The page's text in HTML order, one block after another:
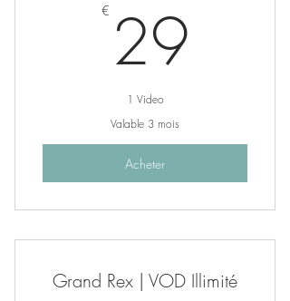
€ 29
1 Video
Valable 3 mois
Acheter
Grand Rex | VOD Illimité